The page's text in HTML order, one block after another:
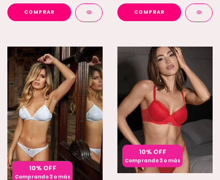
COMPRAR COMPRAR
10% OFF
Comprando 3 o más
10% OFF
Comprando 3 o más